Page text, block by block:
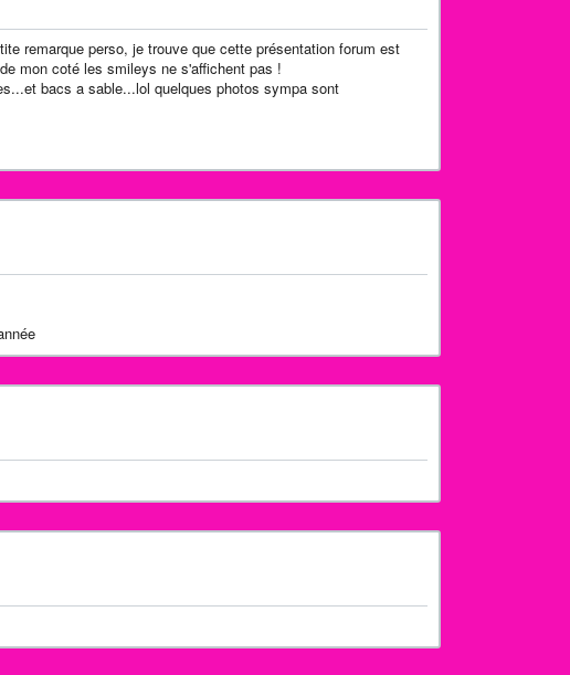
remarque perso, je trouve que cette présentation forum est
mon coté les smileys ne s'affichent pas !
bacs a sable...lol quelques photos sympa sont